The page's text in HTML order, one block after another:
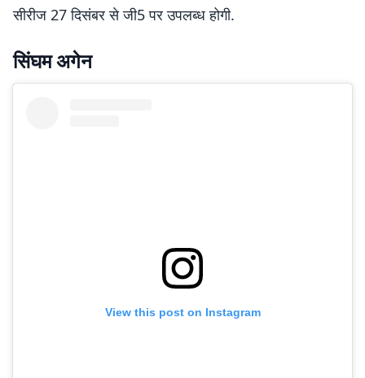
सीरीज 27 दिसंबर से जी5 पर उपलब्ध होगी.
सिंघम अगेन
View this post on Instagram